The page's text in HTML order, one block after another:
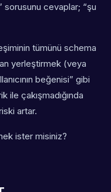
sorusunu cevaplar; “şu
tümünü schema
yerleştirmek (veya
beğenisi” gibi
ile çakışmadığında
artar.
ister misiniz?